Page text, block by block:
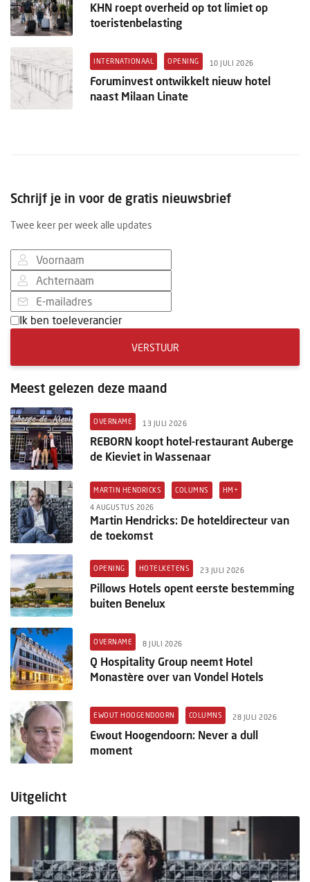
KHN roept overheid op tot limiet op
toeristenbelasting
INTERNATIONAAL OPENING 10 JULI 2026
Foruminvest ontwikkelt nieuw hotel
naast Milaan Linate
Schrijf je in voor de gratis nieuwsbrief
Twee keer per week alle updates
Ik ben toeleverancier
VERSTUUR
Meest gelezen deze maand
OVERNAME 13 JULI 2026
REBORN koopt hotel-restaurant Auberge
de Kieviet in Wassenaar
MARTIN HENDRICKS COLUMNS HM+
4 AUGUSTUS 2026
Martin Hendricks: De hoteldirecteur van
de toekomst
OPENING HOTELKETENS 23 JULI 2026
Pillows Hotels opent eerste bestemming
buiten Benelux
OVERNAME 8 JULI 2026
Q Hospitality Group neemt Hotel
Monastère over van Vondel Hotels
EWOUT HOOGENDOORN COLUMNS 28 JULI 2026
Ewout Hoogendoorn: Never a dull
moment
Uitgelicht